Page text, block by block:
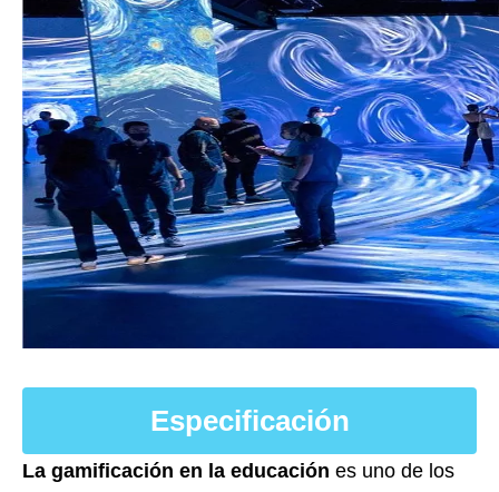
Especificación
La gamificación en la educación es uno de los